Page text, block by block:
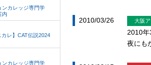
2010/03/26 大阪ア
2010年
夜にも
ンカレッジ専門学
内
カレ】CAT伝説2024
ンカレッジ専門学